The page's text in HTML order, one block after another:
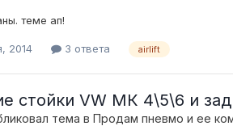
теме ап!
2014 3 ответа airlift
стойки VW МК 4\5\6 и
тема в Продам пневмо и ее